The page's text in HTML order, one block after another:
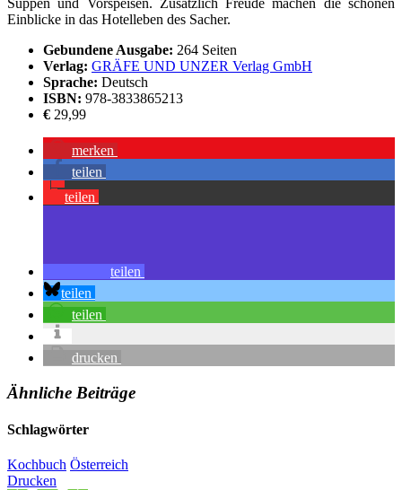
Einblicke in das Hotelleben des Sacher.
Gebundene Ausgabe: 264 Seiten
Verlag: GRÄFE UND UNZER Verlag GmbH
Sprache: Deutsch
ISBN: 978-3833865213
€ 29,99
merken
teilen
teilen
teilen
teilen
teilen
drucken
Ähnliche Beiträge
Schlagwörter
Kochbuch Österreich
Drucken